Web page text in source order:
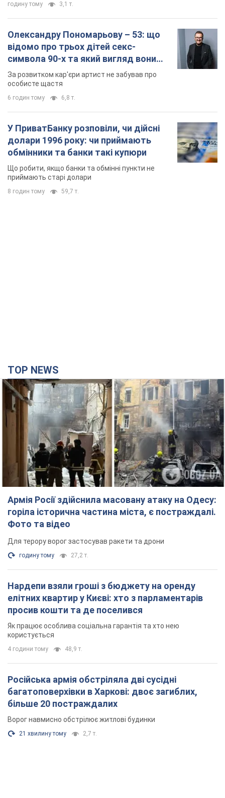
годину тому 3,1 т.
Олександру Пономарьову – 53: що
відомо про трьох дітей секс-
символа 90-х та який вигляд вони
мають
За розвитком кар'єри артист не забував про
особисте щастя
6 годин тому 6,8 т.
У ПриватБанку розповіли, чи дійсні
долари 1996 року: чи приймають
обмінники та банки такі купюри
Що робити, якщо банки та обмінні пункти не
приймають старі долари
8 годин тому 59,7 т.
TOP NEWS
Армія Росії здійснила масовану атаку на Одесу:
горіла історична частина міста, є постраждалі.
Фото та відео
Для терору ворог застосував ракети та дрони
годину тому 27,2 т.
Нардепи взяли гроші з бюджету на оренду
елітних квартир у Києві: хто з парламентарів
просив кошти та де поселився
Як працює особлива соціальна гарантія та хто нею
користується
4 години тому 48,9 т.
Російська армія обстріляла дві сусідні
багатоповерхівки в Харкові: двоє загиблих,
більше 20 постраждалих
Ворог навмисно обстрілює житлові будинки
21 хвилину тому 2,7 т.